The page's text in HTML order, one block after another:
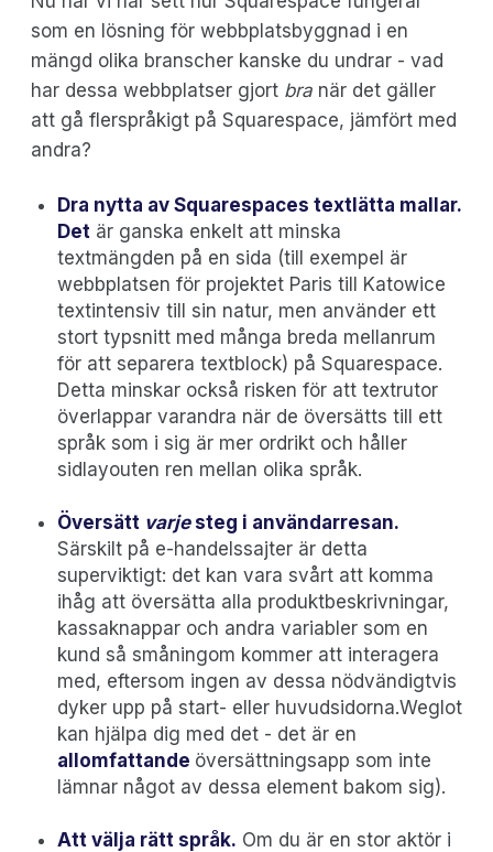
som en lösning för webbplatsbyggnad i en
mängd olika branscher kanske du undrar - vad
har dessa webbplatser gjort bra när det gäller
att gå flerspråkigt på Squarespace, jämfört med
andra?
Dra nytta av Squarespaces textlätta mallar.
Det är ganska enkelt att minska
textmängden på en sida (till exempel är
webbplatsen för projektet Paris till Katowice
textintensiv till sin natur, men använder ett
stort typsnitt med många breda mellanrum
för att separera textblock) på Squarespace.
Detta minskar också risken för att textrutor
överlappar varandra när de översätts till ett
språk som i sig är mer ordrikt och håller
sidlayouten ren mellan olika språk.
Översätt varjesteg i användarresan.
Särskilt på e-handelssajter är detta
superviktigt: det kan vara svårt att komma
ihåg att översätta alla produktbeskrivningar,
kassaknappar och andra variabler som en
kund så småningom kommer att interagera
med, eftersom ingen av dessa nödvändigtvis
dyker upp på start- eller huvudsidorna.Weglot
kan hjälpa dig med det - det är en
allomfattande översättningsapp som inte
lämnar något av dessa element bakom sig).
Att välja rätt språk. Om du är en stor aktör i